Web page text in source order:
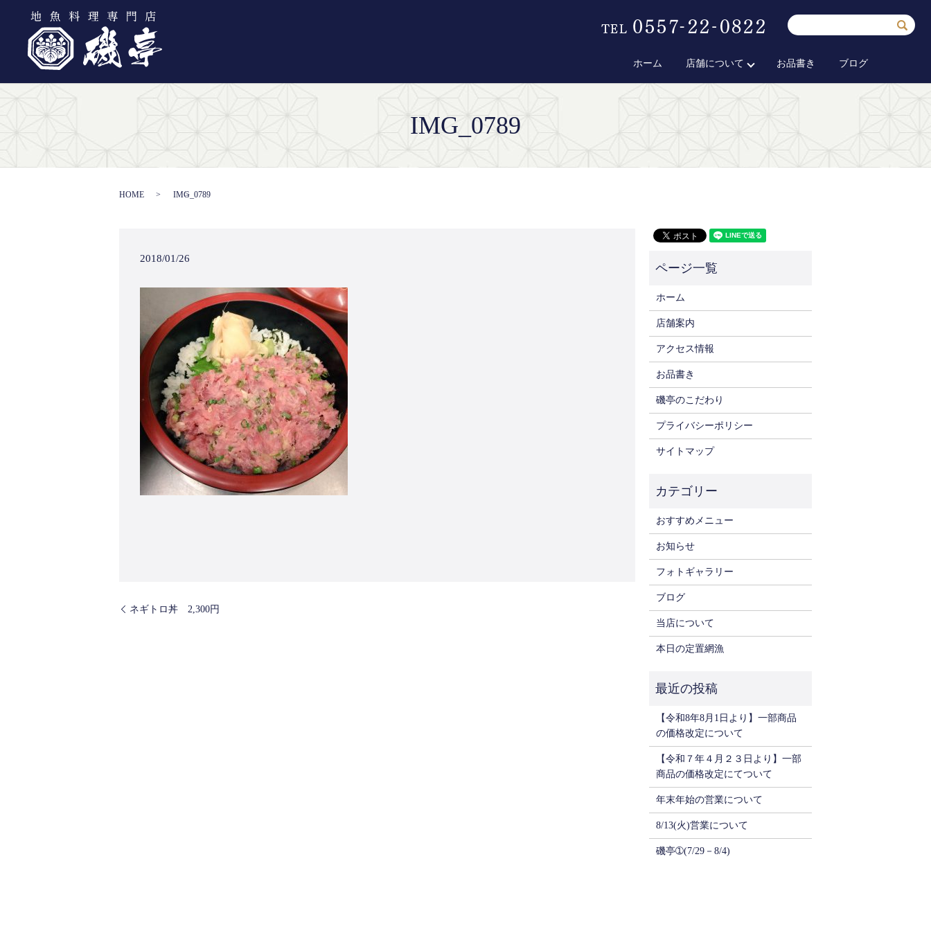
ホーム 店舗について お品書き ブログ
IMG_0789
HOME IMG_0789
2018/01/26
ネギトロ丼 2,300円
ホーム
店舗案内
アクセス情報
お品書き
磯亭のこだわり
プライバシーポリシー
サイトマップ
おすすめメニュー
お知らせ
フォトギャラリー
ブログ
当店について
本日の定置網漁
【令和8年8月1日より】一部商品
の価格改定について
【令和７年４月２３日より】一部
商品の価格改定にてついて
年末年始の営業について
8/13(火)営業について
磯亭➀(7/29－8/4)